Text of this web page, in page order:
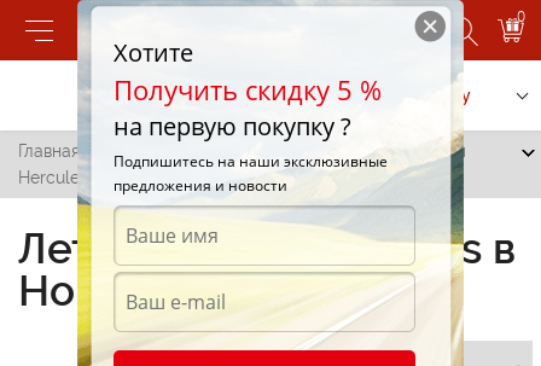
0
Позвонить Заказать услугу
Главная /
Летние шины
Hercules в Новых Аненах
Летние шины Hercules в
Новых Аненах
Хотите
Получить скидку 5 %
на первую покупку ?
Подпишитесь на наши эксклюзивные
предложения и новости